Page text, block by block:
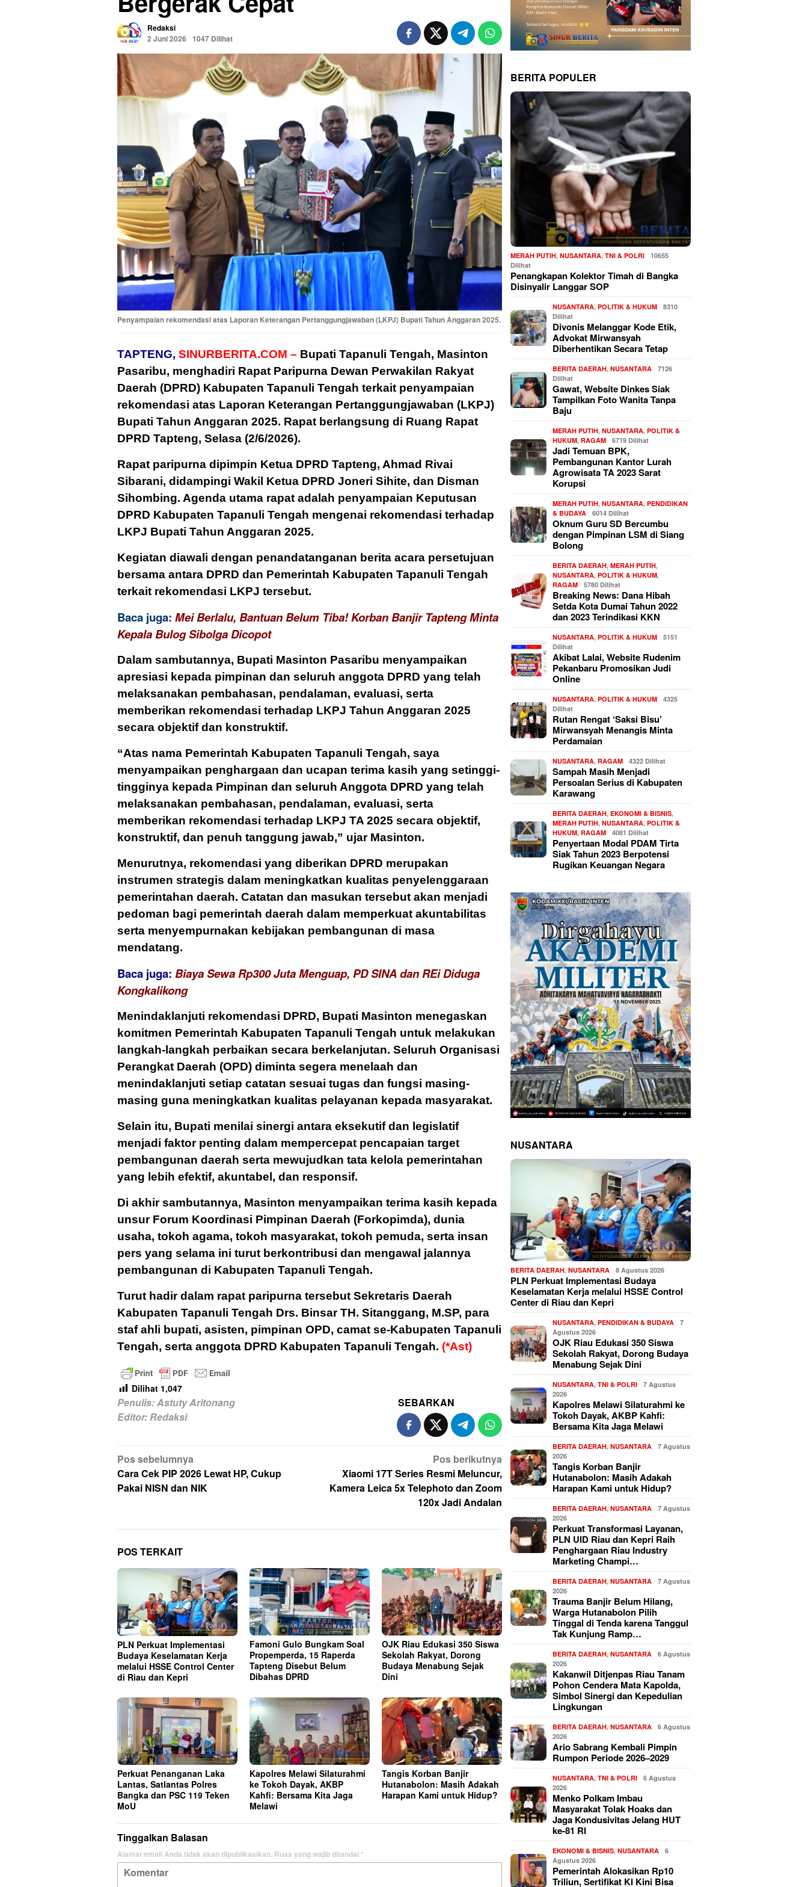
Redaksi
2 Juni 2026
1047 Dilihat
Penyampaian rekomendasi atas Laporan Keterangan Pertanggungjawaban (LKPJ) Bupati Tahun Anggaran 2025.
TAPTENG, SINURBERITA.COM – Bupati Tapanuli Tengah, Masinton
Pasaribu, menghadiri Rapat Paripurna Dewan Perwakilan Rakyat
Daerah (DPRD) Kabupaten Tapanuli Tengah terkait penyampaian
rekomendasi atas Laporan Keterangan Pertanggungjawaban (LKPJ)
Bupati Tahun Anggaran 2025. Rapat berlangsung di Ruang Rapat
DPRD Tapteng, Selasa (2/6/2026).
Rapat paripurna dipimpin Ketua DPRD Tapteng, Ahmad Rivai
Sibarani, didampingi Wakil Ketua DPRD Joneri Sihite, dan Disman
Sihombing. Agenda utama rapat adalah penyampaian Keputusan
DPRD Kabupaten Tapanuli Tengah mengenai rekomendasi terhadap
LKPJ Bupati Tahun Anggaran 2025.
Kegiatan diawali dengan penandatanganan berita acara persetujuan
bersama antara DPRD dan Pemerintah Kabupaten Tapanuli Tengah
terkait rekomendasi LKPJ tersebut.
Baca juga: Mei Berlalu, Bantuan Belum Tiba! Korban Banjir Tapteng Minta
Kepala Bulog Sibolga Dicopot
Dalam sambutannya, Bupati Masinton Pasaribu menyampaikan
apresiasi kepada pimpinan dan seluruh anggota DPRD yang telah
melaksanakan pembahasan, pendalaman, evaluasi, serta
memberikan rekomendasi terhadap LKPJ Tahun Anggaran 2025
secara objektif dan konstruktif.
“Atas nama Pemerintah Kabupaten Tapanuli Tengah, saya
menyampaikan penghargaan dan ucapan terima kasih yang setinggi-
tingginya kepada Pimpinan dan seluruh Anggota DPRD yang telah
melaksanakan pembahasan, pendalaman, evaluasi, serta
memberikan rekomendasi terhadap LKPJ TA 2025 secara objektif,
konstruktif, dan penuh tanggung jawab,” ujar Masinton.
Menurutnya, rekomendasi yang diberikan DPRD merupakan
instrumen strategis dalam meningkatkan kualitas penyelenggaraan
pemerintahan daerah. Catatan dan masukan tersebut akan menjadi
pedoman bagi pemerintah daerah dalam memperkuat akuntabilitas
serta menyempurnakan kebijakan pembangunan di masa
mendatang.
Baca juga: Biaya Sewa Rp300 Juta Menguap, PD SINA dan REi Diduga
Kongkalikong
Menindaklanjuti rekomendasi DPRD, Bupati Masinton menegaskan
komitmen Pemerintah Kabupaten Tapanuli Tengah untuk melakukan
langkah-langkah perbaikan secara berkelanjutan. Seluruh Organisasi
Perangkat Daerah (OPD) diminta segera menelaah dan
menindaklanjuti setiap catatan sesuai tugas dan fungsi masing-
masing guna meningkatkan kualitas pelayanan kepada masyarakat.
Selain itu, Bupati menilai sinergi antara eksekutif dan legislatif
menjadi faktor penting dalam mempercepat pencapaian target
pembangunan daerah serta mewujudkan tata kelola pemerintahan
yang lebih efektif, akuntabel, dan responsif.
Di akhir sambutannya, Masinton menyampaikan terima kasih kepada
unsur Forum Koordinasi Pimpinan Daerah (Forkopimda), dunia
usaha, tokoh agama, tokoh masyarakat, tokoh pemuda, serta insan
pers yang selama ini turut berkontribusi dan mengawal jalannya
pembangunan di Kabupaten Tapanuli Tengah.
Turut hadir dalam rapat paripurna tersebut Sekretaris Daerah
Kabupaten Tapanuli Tengah Drs. Binsar TH. Sitanggang, M.SP, para
staf ahli bupati, asisten, pimpinan OPD, camat se-Kabupaten Tapanuli
Tengah, serta anggota DPRD Kabupaten Tapanuli Tengah. (*Ast)
Dilihat 1,047
Penulis: Astuty Aritonang
Editor: Redaksi
SEBARKAN
Navigasi
pos
Pos sebelumnya
Cara Cek PIP 2026 Lewat HP, Cukup
Pakai NISN dan NIK
Pos berikutnya
Xiaomi 17T Series Resmi Meluncur,
Kamera Leica 5x Telephoto dan Zoom
120x Jadi Andalan
POS TERKAIT
PLN Perkuat Implementasi
Budaya Keselamatan Kerja
melalui HSSE Control Center
di Riau dan Kepri
Famoni Gulo Bungkam Soal
Propemperda, 15 Raperda
Tapteng Disebut Belum
Dibahas DPRD
OJK Riau Edukasi 350 Siswa
Sekolah Rakyat, Dorong
Budaya Menabung Sejak
Dini
Perkuat Penanganan Laka
Lantas, Satlantas Polres
Bangka dan PSC 119 Teken
MoU
Kapolres Melawi Silaturahmi
ke Tokoh Dayak, AKBP
Kahfi: Bersama Kita Jaga
Melawi
Tangis Korban Banjir
Hutanabolon: Masih Adakah
Harapan Kami untuk Hidup?
Tinggalkan Balasan
Alamat email Anda tidak akan dipublikasikan. Ruas yang wajib ditandai*
BERITA POPULER
MERAH PUTIH,NUSANTARA,TNI & POLRI
10655
Dilihat
Penangkapan Kolektor Timah di Bangka
Disinyalir Langgar SOP
NUSANTARA,POLITIK & HUKUM
8310
Dilihat
Divonis Melanggar Kode Etik,
Advokat Mirwansyah
Diberhentikan Secara Tetap
BERITA DAERAH,NUSANTARA
7126
Dilihat
Gawat, Website Dinkes Siak
Tampilkan Foto Wanita Tanpa
Baju
MERAH PUTIH,NUSANTARA,POLITIK &
HUKUM,RAGAM 6719 Dilihat
Jadi Temuan BPK,
Pembangunan Kantor Lurah
Agrowisata TA 2023 Sarat
Korupsi
MERAH PUTIH,NUSANTARA,PENDIDIKAN
& BUDAYA
6014 Dilihat
Oknum Guru SD Bercumbu
dengan Pimpinan LSM di Siang
Bolong
BERITA DAERAH,MERAH PUTIH,
NUSANTARA,POLITIK & HUKUM,
RAGAM
5780 Dilihat
Breaking News: Dana Hibah
Setda Kota Dumai Tahun 2022
dan 2023 Terindikasi KKN
NUSANTARA,POLITIK & HUKUM
5151
Dilihat
Akibat Lalai, Website Rudenim
Pekanbaru Promosikan Judi
Online
NUSANTARA,POLITIK & HUKUM
4325
Dilihat
Rutan Rengat ‘Saksi Bisu’
Mirwansyah Menangis Minta
Perdamaian
NUSANTARA,RAGAM 4322 Dilihat
Sampah Masih Menjadi
Persoalan Serius di Kabupaten
Karawang
BERITA DAERAH,EKONOMI & BISNIS,
MERAH PUTIH,NUSANTARA,POLITIK &
HUKUM,RAGAM 4081 Dilihat
Penyertaan Modal PDAM Tirta
Siak Tahun 2023 Berpotensi
Rugikan Keuangan Negara
NUSANTARA
BERITA DAERAH,NUSANTARA 8 Agustus 2026
PLN Perkuat Implementasi Budaya
Keselamatan Kerja melalui HSSE Control
Center di Riau dan Kepri
NUSANTARA,PENDIDIKAN & BUDAYA
7
Agustus 2026
OJK Riau Edukasi 350 Siswa
Sekolah Rakyat, Dorong Budaya
Menabung Sejak Dini
NUSANTARA,TNI & POLRI
7 Agustus
2026
Kapolres Melawi Silaturahmi ke
Tokoh Dayak, AKBP Kahfi:
Bersama Kita Jaga Melawi
BERITA DAERAH,NUSANTARA
7 Agustus
2026
Tangis Korban Banjir
Hutanabolon: Masih Adakah
Harapan Kami untuk Hidup?
BERITA DAERAH,NUSANTARA
7 Agustus
2026
Perkuat Transformasi Layanan,
PLN UID Riau dan Kepri Raih
Penghargaan Riau Industry
Marketing Champi…
BERITA DAERAH,NUSANTARA
7 Agustus
2026
Trauma Banjir Belum Hilang,
Warga Hutanabolon Pilih
Tinggal di Tenda karena Tanggul
Tak Kunjung Ramp…
BERITA DAERAH,NUSANTARA
6 Agustus
2026
Kakanwil Ditjenpas Riau Tanam
Pohon Cendera Mata Kapolda,
Simbol Sinergi dan Kepedulian
Lingkungan
BERITA DAERAH,NUSANTARA
6 Agustus
2026
Ario Sabrang Kembali Pimpin
Rumpon Periode 2026–2029
NUSANTARA,TNI & POLRI
6 Agustus
2026
Menko Polkam Imbau
Masyarakat Tolak Hoaks dan
Jaga Kondusivitas Jelang HUT
ke-81 RI
EKONOMI & BISNIS,NUSANTARA
6
Agustus 2026
Pemerintah Alokasikan Rp10
Triliun, Sertifikat KI Kini Bisa